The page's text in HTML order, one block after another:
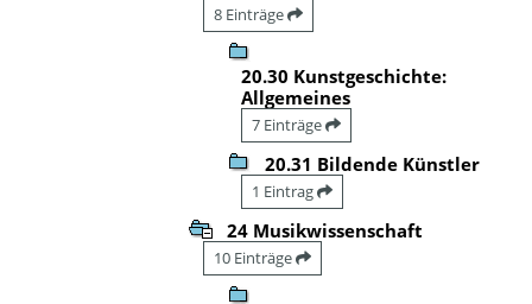
8 Einträge
20.30 Kunstgeschichte:
Allgemeines
7 Einträge
20.31 Bildende Künstler
1 Eintrag
24 Musikwissenschaft
10 Einträge